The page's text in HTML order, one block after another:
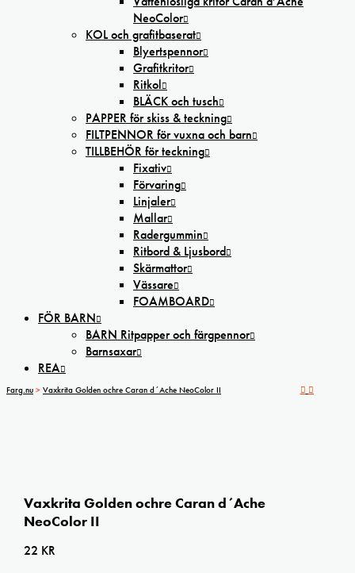
NeoColor
KOL och grafitbaserat
Blyertspennor
Grafitkritor
Ritkol
BLÄCK och tusch
PAPPER för skiss & teckning
FILTPENNOR för vuxna och barn
TILLBEHÖR för teckning
Fixativ
Förvaring
Linjaler
Mallar
Radergummin
Ritbord & Ljusbord
Skärmattor
Vässare
FOAMBOARD
FÖR BARN
BARN Ritpapper och färgpennor
Barnsaxar
REA
Farg.nu > Vaxkrita Golden ochre Caran d´Ache NeoColor II
Vaxkrita Golden ochre Caran d´Ache
NeoColor II
22 KR